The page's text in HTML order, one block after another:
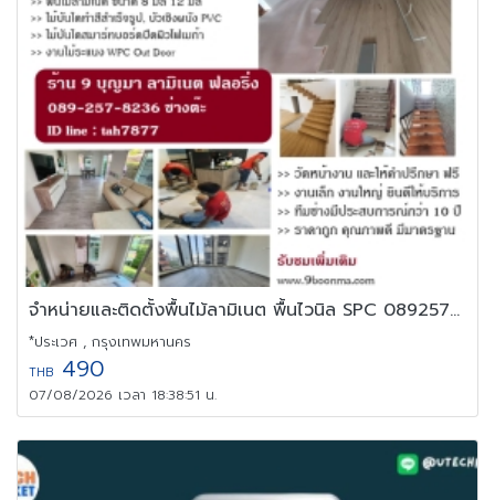
จำหน่ายและติดตั้งพื้นไม้ลามิเนต พื้นไวนิล SPC 0892578236 ช่างต๊ะ
*ประเวศ , กรุงเทพมหานคร
THB 490
07/08/2026 เวลา 18:38:51 น.